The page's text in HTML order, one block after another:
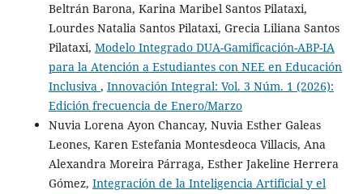
Beltrán Barona, Karina Maribel Santos Pilataxi,
Lourdes Natalia Santos Pilataxi, Grecia Liliana Santos
Pilataxi, Modelo Integrado DUA-Gamificación-ABP-IA
para la Atención a Estudiantes con NEE en Educación
Inclusiva , Innovación Integral: Vol. 3 Núm. 1 (2026):
Edición frecuencia de Enero/Marzo
Nuvia Lorena Ayon Chancay, Nuvia Esther Galeas
Leones, Karen Estefania Montesdeoca Villacis, Ana
Alexandra Moreira Párraga, Esther Jakeline Herrera
Gómez, Integración de la Inteligencia Artificial y el